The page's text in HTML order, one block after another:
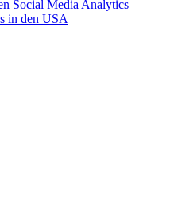
Social Media Analytics
in den USA